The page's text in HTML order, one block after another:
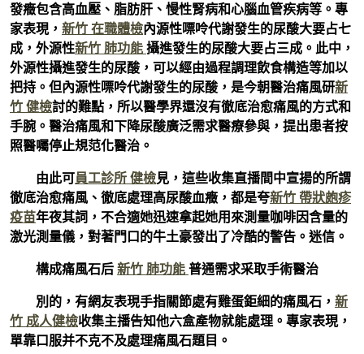
發癥包含高血壓、脂肪肝、慢性腎病和心腦血管疾病等。專
家表現， 新竹 在職體檢內源性嘌呤代謝發生的尿酸大要占七
成，外源性新竹 肺功能 攝進發生的尿酸大要占三成。此中，
外源性攝進發生的尿酸，可以經由過程調理飲食構造等加以
把持。但內源性嘌呤代謝發生的尿酸，是今朝醫治痛風研新
竹 健檢討的難點，所以醫學界還沒有徹底治愈痛風的方式和
手腕。醫治痛風和下降尿酸廣泛需求醫療參與，提出患者按
照醫囑停止規范化醫治。
由此可員工診所 健檢見，這些收集直播間中宣揚的所謂
徹底治愈痛風、徹底處理高尿酸血癥，都是夸新竹 帶狀皰疹
疫苗年夜其詞，不合適她迅速拿起她用來測量咖啡因含量的
激光測量儀，對著門口的牛土豪發出了冷酷的警告。迷信。
構成痛風石后 新竹 肺功能 普通需求采取手術醫治
別的，有網友表現手指關節處有雞蛋鉅細的痛風石， 新
竹 成人健檢收集主播告知他六盒產物就能處理。專家表現，
單靠口服并不克不及處理痛風石題目。